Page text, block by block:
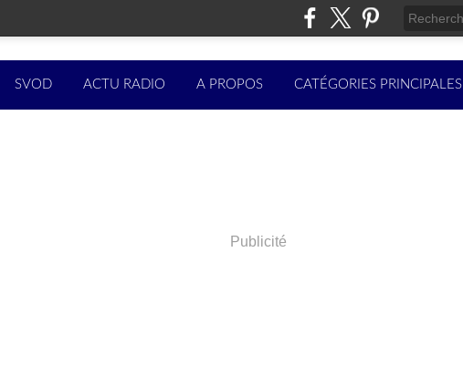
SVOD ACTU RADIO A PROPOS CATÉGORIES PRINCIPALES
Publicité